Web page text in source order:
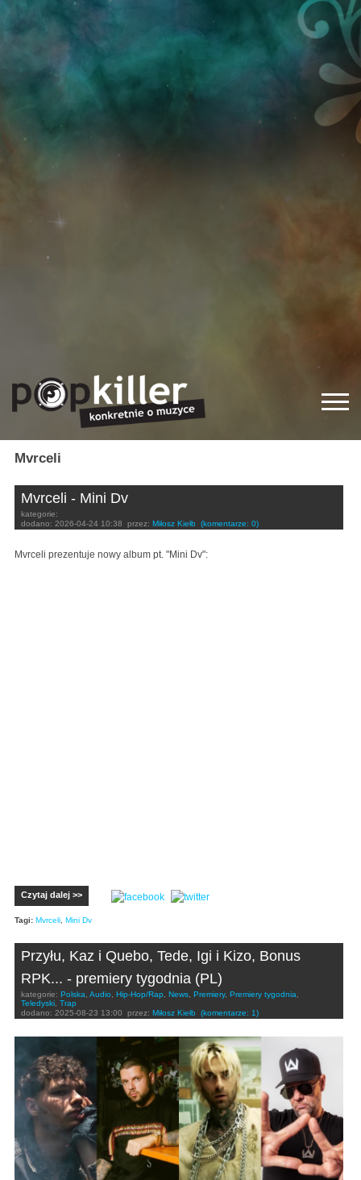
Mvrceli
Mvrceli - Mini Dv
kategorie:
dodano: 2026-04-24 10:38 przez: Miłosz Kiełb (komentarze: 0)
Mvrceli prezentuje nowy album pt. "Mini Dv":
Czytaj dalej >>
Tagi: Mvrceli, Mini Dv
Przyłu, Kaz i Quebo, Tede, Igi i Kizo, Bonus
RPK... - premiery tygodnia (PL)
kategorie: Polska, Audio, Hip-Hop/Rap, News, Premiery, Premiery tygodnia,
Teledyski, Trap
dodano: 2025-08-23 13:00 przez: Miłosz Kiełb (komentarze: 1)